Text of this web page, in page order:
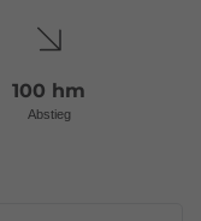
100 hm
Abstieg